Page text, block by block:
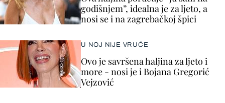
godišnjem”, idealna je za ljeto, a
nosi se i na zagrebačkoj špici
U NOJ NIJE VRUĆE
Ovo je savršena haljina za ljeto i
more - nosi je i Bojana Gregorić
Vejzović